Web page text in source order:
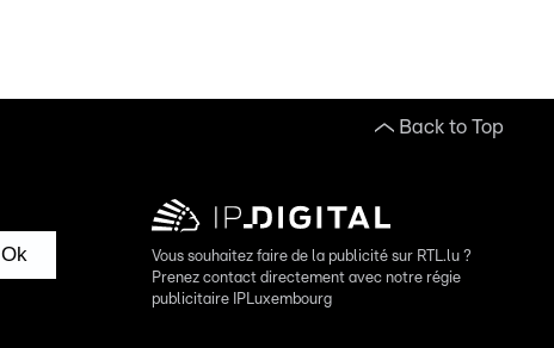
Back to Top
Ok
Vous souhaitez faire de la publicité sur RTL.lu ?
Prenez contact directement avec notre régie
publicitaire IPLuxembourg